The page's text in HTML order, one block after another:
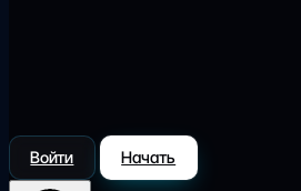
Войти Начать